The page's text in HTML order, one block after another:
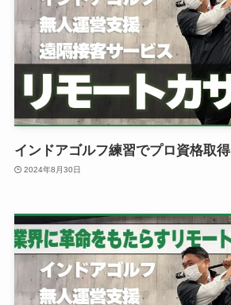
インドアゴルフ練習でプロ資格取得
2024年8月30日